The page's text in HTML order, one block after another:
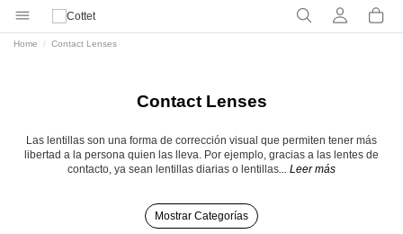
Home Contact Lenses
Contact Lenses
Las lentillas son una forma de corrección visual que permiten tener más
libertad a la persona quien las lleva. Por ejemplo, gracias a las lentes de
contacto, ya sean lentillas diarias o lentillas... Leer más
Mostrar Categorías